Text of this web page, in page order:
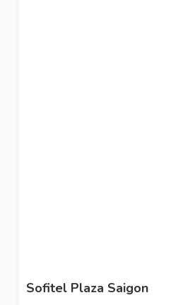
Sofitel Plaza Saigon